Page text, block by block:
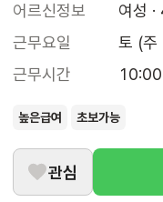
어르신정보
여성 ·
근무요일
토 (주
근무시간
높은급여 초보가능
관심